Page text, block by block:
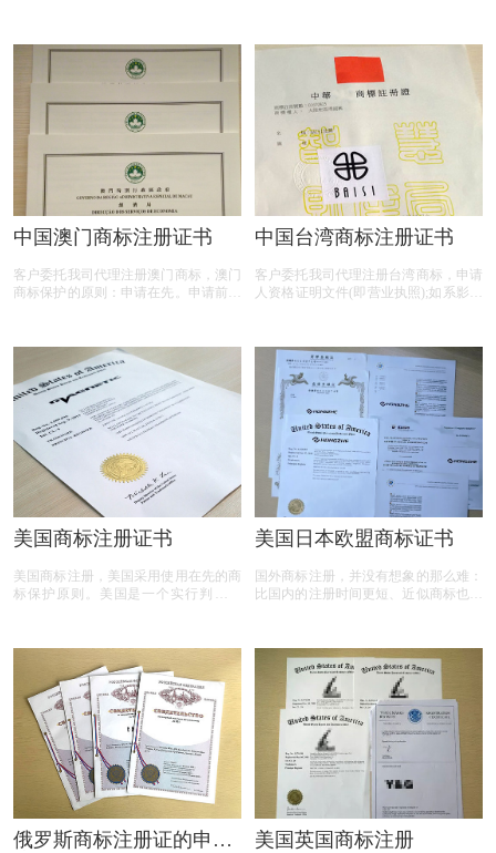
您的商标为彩色，必须指定哪种颜色，
以法人申请，附《营业执照》或有效登
记证明复印件1份； 以自然人申请附个
人身份证明文件1份；
中国澳门商标注册证书
客户委托我司代理注册澳门商标，澳门
商标保护的原则：申请在先。申请前，
澳门商标注册所需时间：顺利的情况
下，要8～10个月。澳门商标公告期
为：90天。
中国台湾商标注册证书
客户委托我司代理注册台湾商标，申请
人资格证明文件(即营业执照);如系影印
表人盖章,不必公证)(此委托书系概括委
任,往后相同申请人如委由本所办理其
他商标案件皆不必再检附委托
美国商标注册证书
美国商标注册，美国采用使用在先的商
标保护原则。美国是一个实行判例法
起到了较为重要的作用。
美国日本欧盟商标证书
国外商标注册，并没有想象的那么难：
比国内的注册时间更短、近似商标也没
手机135 0150 2207（与微信同号）。
俄罗斯商标注册证的申请
美国英国商标注册